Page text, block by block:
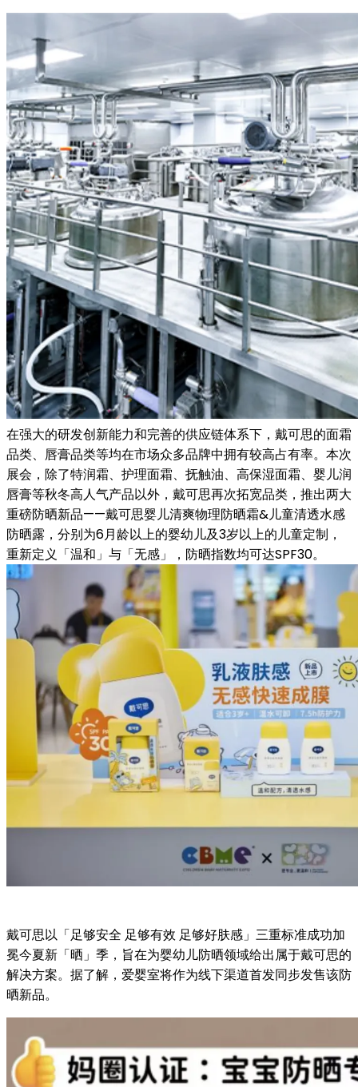
在强大的研发创新能力和完善的供应链体系下，戴可思的面霜
品类、唇膏品类等均在市场众多品牌中拥有较高占有率。本次
展会，除了特润霜、护理面霜、抚触油、高保湿面霜、婴儿润
唇膏等秋冬高人气产品以外，戴可思再次拓宽品类，推出两大
重磅防晒新品——戴可思婴儿清爽物理防晒霜&儿童清透水感
防晒露，分别为6月龄以上的婴幼儿及3岁以上的儿童定制，
重新定义「温和」与「无感」，防晒指数均可达SPF30。
戴可思以「足够安全 足够有效 足够好肤感」三重标准成功加
冕今夏新「晒」季，旨在为婴幼儿防晒领域给出属于戴可思的
解决方案。据了解，爱婴室将作为线下渠道首发同步发售该防
晒新品。